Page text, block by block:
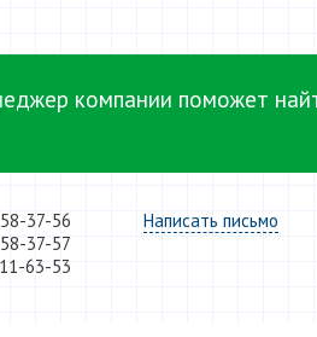
компании поможет
37-56
37-57
63-53
Написать письмо